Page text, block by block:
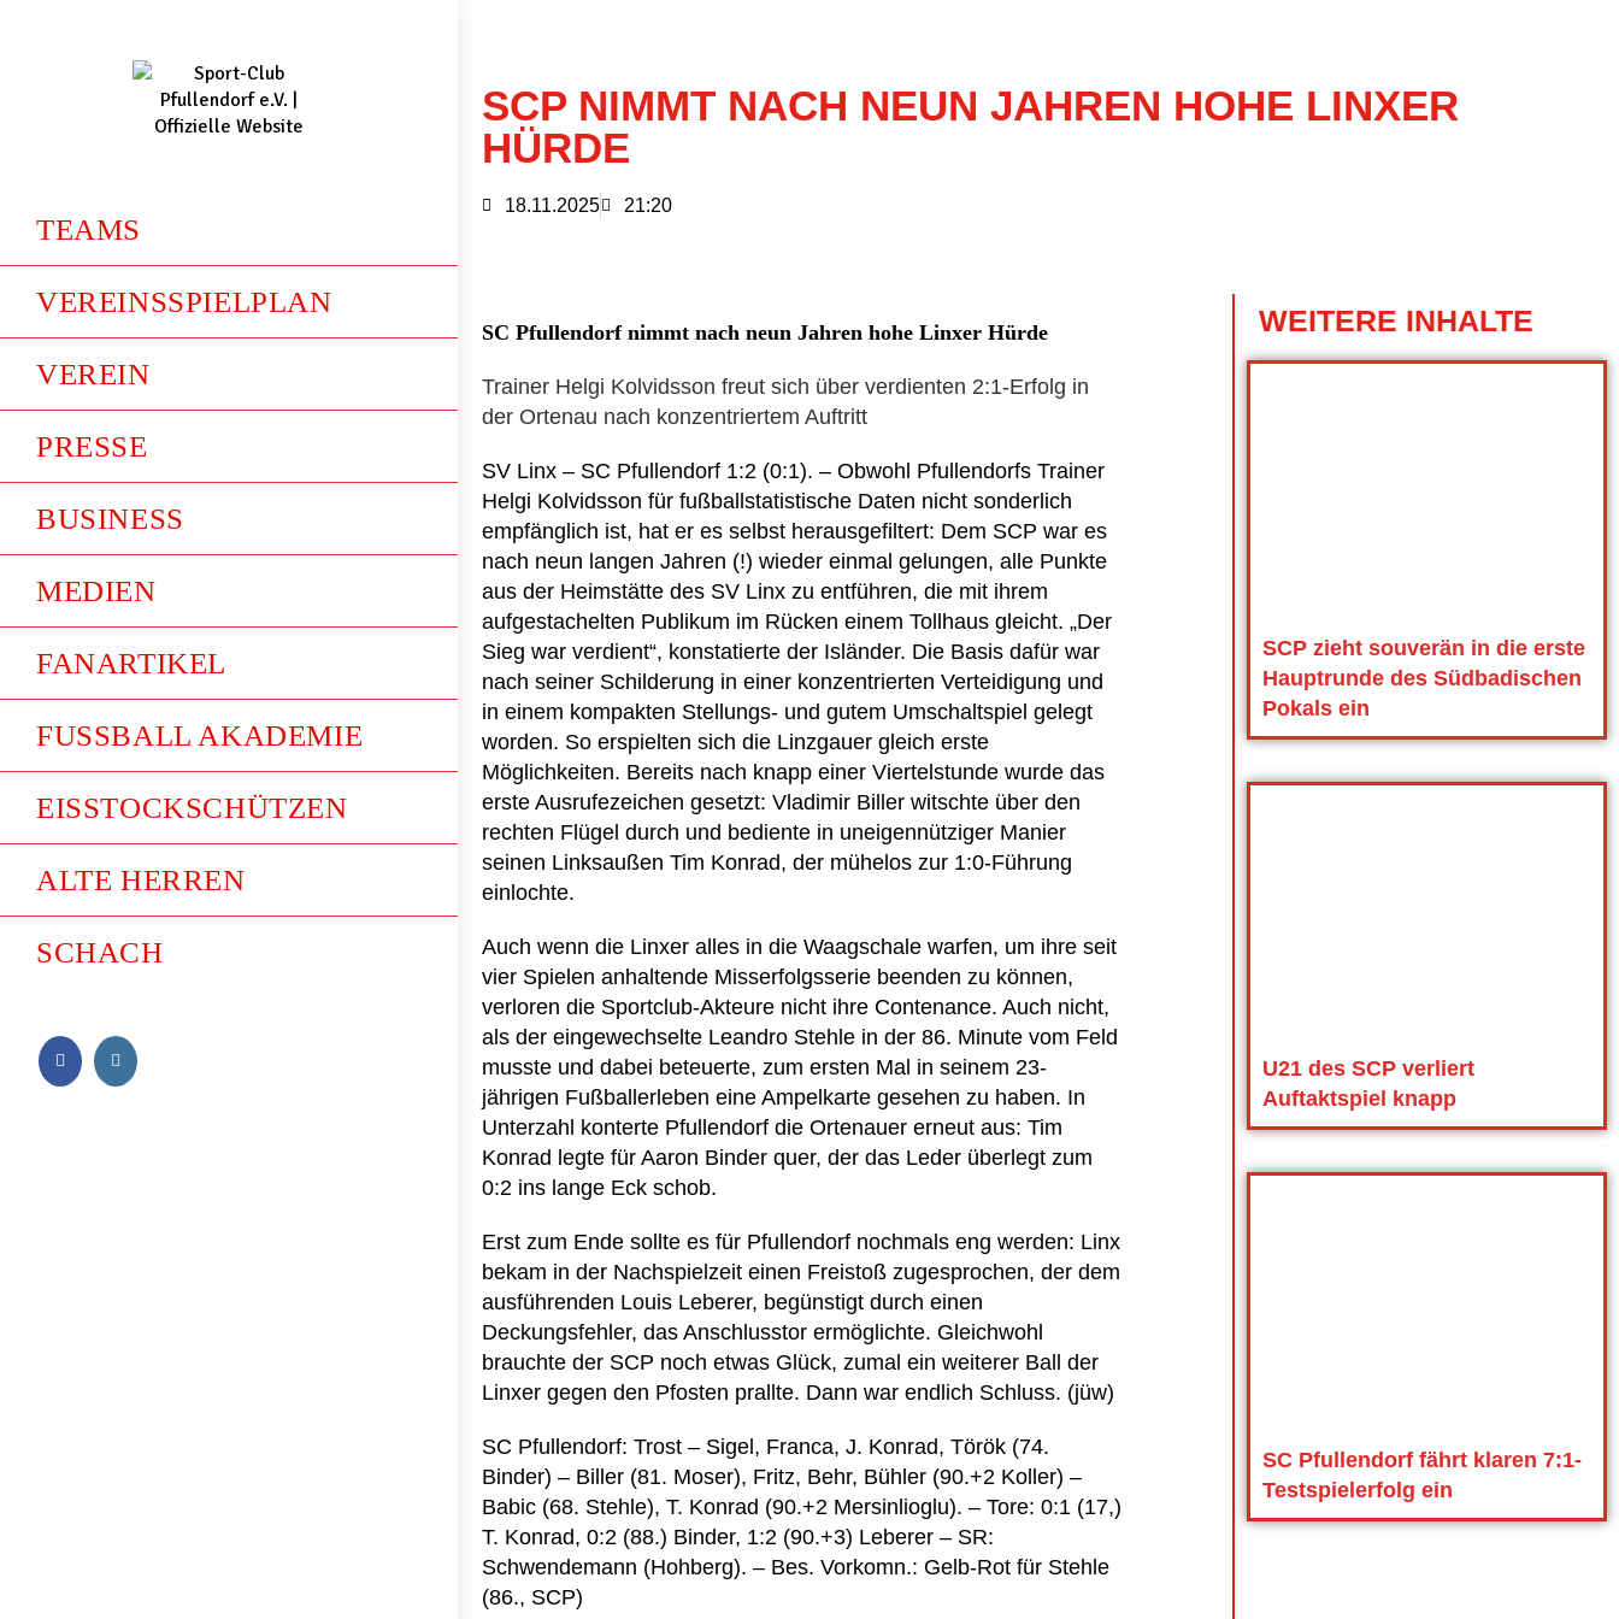
TEAMS
VEREINSSPIELPLAN
VEREIN
PRESSE
BUSINESS
MEDIEN
FANARTIKEL
FUSSBALL AKADEMIE
EISSTOCKSCHÜTZEN
ALTE HERREN
SCHACH
SCP NIMMT NACH NEUN JAHREN HOHE LINXER
HÜRDE
18.11.2025 21:20
SC Pfullendorf nimmt nach neun Jahren hohe Linxer Hürde
Trainer Helgi Kolvidsson freut sich über verdienten 2:1-Erfolg in
der Ortenau nach konzentriertem Auftritt
SV Linx – SC Pfullendorf 1:2 (0:1). – Obwohl Pfullendorfs Trainer
Helgi Kolvidsson für fußballstatistische Daten nicht sonderlich
empfänglich ist, hat er es selbst herausgefiltert: Dem SCP war es
nach neun langen Jahren (!) wieder einmal gelungen, alle Punkte
aus der Heimstätte des SV Linx zu entführen, die mit ihrem
aufgestachelten Publikum im Rücken einem Tollhaus gleicht. „Der
Sieg war verdient“, konstatierte der Isländer. Die Basis dafür war
nach seiner Schilderung in einer konzentrierten Verteidigung und
in einem kompakten Stellungs- und gutem Umschaltspiel gelegt
worden. So erspielten sich die Linzgauer gleich erste
Möglichkeiten. Bereits nach knapp einer Viertelstunde wurde das
erste Ausrufezeichen gesetzt: Vladimir Biller witschte über den
rechten Flügel durch und bediente in uneigennütziger Manier
seinen Linksaußen Tim Konrad, der mühelos zur 1:0-Führung
einlochte.
Auch wenn die Linxer alles in die Waagschale warfen, um ihre seit
vier Spielen anhaltende Misserfolgsserie beenden zu können,
verloren die Sportclub-Akteure nicht ihre Contenance. Auch nicht,
als der eingewechselte Leandro Stehle in der 86. Minute vom Feld
musste und dabei beteuerte, zum ersten Mal in seinem 23-
jährigen Fußballerleben eine Ampelkarte gesehen zu haben. In
Unterzahl konterte Pfullendorf die Ortenauer erneut aus: Tim
Konrad legte für Aaron Binder quer, der das Leder überlegt zum
0:2 ins lange Eck schob.
Erst zum Ende sollte es für Pfullendorf nochmals eng werden: Linx
bekam in der Nachspielzeit einen Freistoß zugesprochen, der dem
ausführenden Louis Leberer, begünstigt durch einen
Deckungsfehler, das Anschlusstor ermöglichte. Gleichwohl
brauchte der SCP noch etwas Glück, zumal ein weiterer Ball der
Linxer gegen den Pfosten prallte. Dann war endlich Schluss. (jüw)
SC Pfullendorf: Trost – Sigel, Franca, J. Konrad, Török (74.
Binder) – Biller (81. Moser), Fritz, Behr, Bühler (90.+2 Koller) –
Babic (68. Stehle), T. Konrad (90.+2 Mersinlioglu). – Tore: 0:1 (17,)
T. Konrad, 0:2 (88.) Binder, 1:2 (90.+3) Leberer – SR:
Schwendemann (Hohberg). – Bes. Vorkomn.: Gelb-Rot für Stehle
(86., SCP)
WEITERE INHALTE
SCP zieht souverän in die erste
Hauptrunde des Südbadischen
Pokals ein
U21 des SCP verliert
Auftaktspiel knapp
SC Pfullendorf fährt klaren 7:1-
Testspielerfolg ein